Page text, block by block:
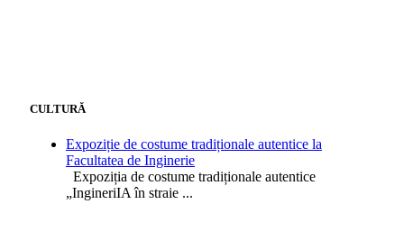
CULTURĂ
Expoziție de costume tradiționale autentice la
Facultatea de Inginerie
Expoziția de costume tradiționale autentice
„IngineriIA în straie ...